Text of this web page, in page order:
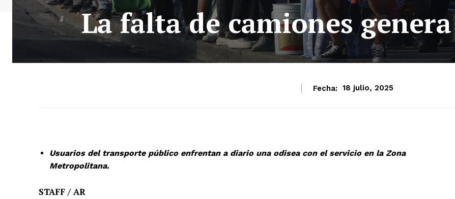
La falta de camiones
Fecha: 18 julio, 2025
Usuarios del transporte público enfrentan a diario una odisea con el servicio en la Zona
Metropolitana.
STAFF / AR